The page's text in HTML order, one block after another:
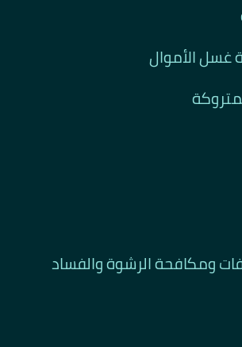
غسل الأموال
ومكافحة الرشوة والفساد